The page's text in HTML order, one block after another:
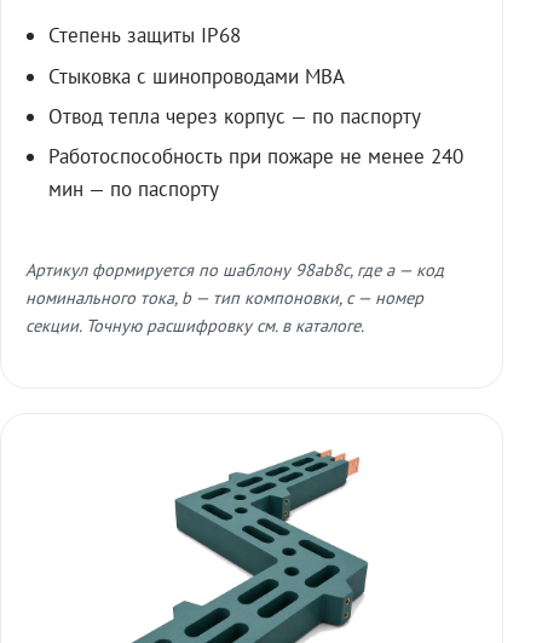
Степень защиты IP68
Стыковка с шинопроводами МВА
Отвод тепла через корпус — по паспорту
Работоспособность при пожаре не менее 240
мин — по паспорту
Артикул формируется по шаблону 98ab8c, где a — код
номинального тока, b — тип компоновки, c — номер
секции. Точную расшифровку см. в каталоге.